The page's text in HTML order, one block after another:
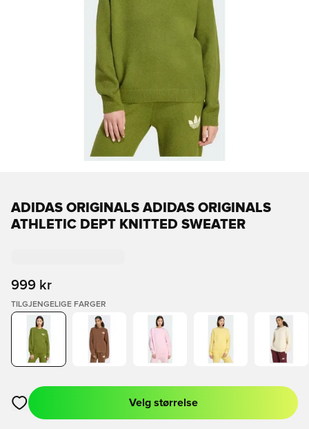
ADIDAS ORIGINALS ADIDAS ORIGINALS
ATHLETIC DEPT KNITTED SWEATER
999 kr
TILGJENGELIGE FARGER
Åpner en Modal for å logge inn eller registrere deg som
Velg størrelse